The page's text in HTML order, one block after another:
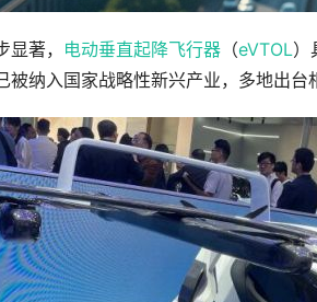
著， 电动垂直起降飞行器 （eVTOL）
被纳入国家战略性新兴产业，多地出台